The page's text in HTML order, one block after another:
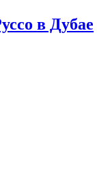
в Дубае